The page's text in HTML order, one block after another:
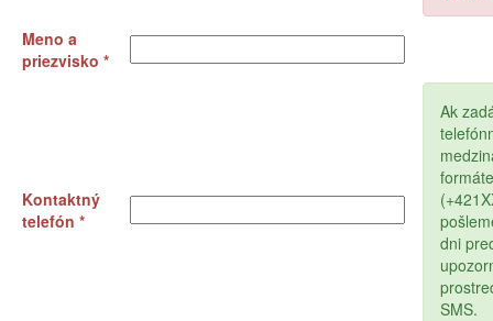
Meno a
priezvisko *
Kontaktný
telefón *
Ak
formáte
dni
SMS.